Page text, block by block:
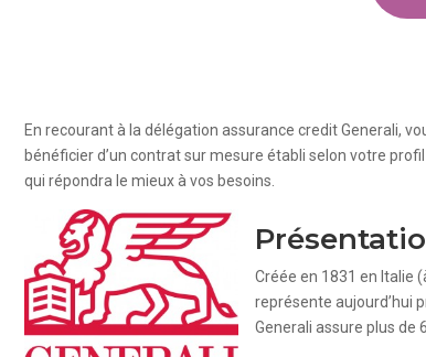
En recourant à la délégation assurance credit Generali,
bénéficier d’un contrat sur mesure établi selon votre
qui répondra le mieux à vos besoins.
Créée en 1831 en Italie
représente aujourd’hui
Generali assure plus de